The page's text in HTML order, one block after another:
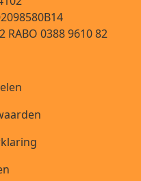
RABO 0388 9610 82